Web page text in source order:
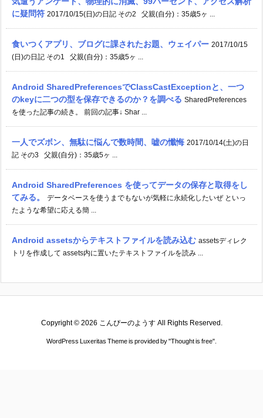
に疑問符 2017/10/15(日)の日記 その2 父親(自分)：35歳5ヶ ...
食いつくアプリ、ブログに課されたお題、ウェイパー 2017/10/15
(日)の日記 その1 父親(自分)：35歳5ヶ ...
Android SharedPreferencesでClassCastExceptionと、一つ
のkeyに二つの型を保存できるのか？を調べる SharedPreferences
を使った記事の続き。 前回の記事↓ Shar ...
一人でズボン、無駄に悩んで数時間、嘘の懺悔 2017/10/14(土)の日
記 その3 父親(自分)：35歳5ヶ ...
Android SharedPreferences を使ってデータの保存と取得をし
てみる。
データベースを使うまでもないが気軽に永続化したいぜ といっ
たような希望に応える簡 ...
Android assetsからテキストファイルを読み込む assetsディレク
トリを作成して assets内に置いたテキストファイルを読み ...
Copyright © 2026 こんぴーのようすAll Rights Reserved.
WordPress Luxeritas Theme is provided by "Thought is free".